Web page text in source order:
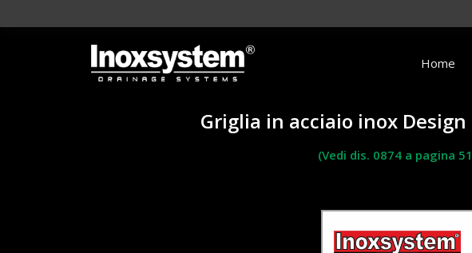
Home
Griglia in acciaio inox
(Vedi dis. 0874 a pagina